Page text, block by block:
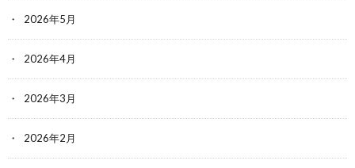
2026年5月
2026年4月
2026年3月
2026年2月